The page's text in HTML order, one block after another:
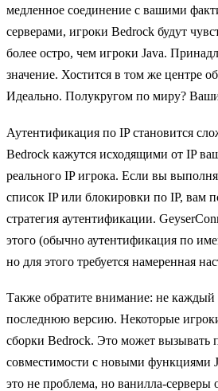
медленное соединение с вашими
серверами, игроки Bedrock будут
более остро, чем игроки Java.
значение. Хостится в том же центре
Идеально. Полукругом по миру? Ваши
Аутентификация по IP становится
Bedrock кажутся исходящими от IP
реального IP игрока. Если вы
список IP или блокировки по IP, вам
стратегия аутентификации.
этого (обычно аутентификация по
но для этого требуется намеренная
Также обратите внимание: не каждый
последнюю версию. Некоторые
сборки Bedrock. Это может вызывать
совместимости с новыми функциями
это не проблема, но ванилла-серверы